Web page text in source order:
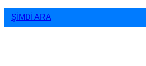
ŞİMDİ ARA